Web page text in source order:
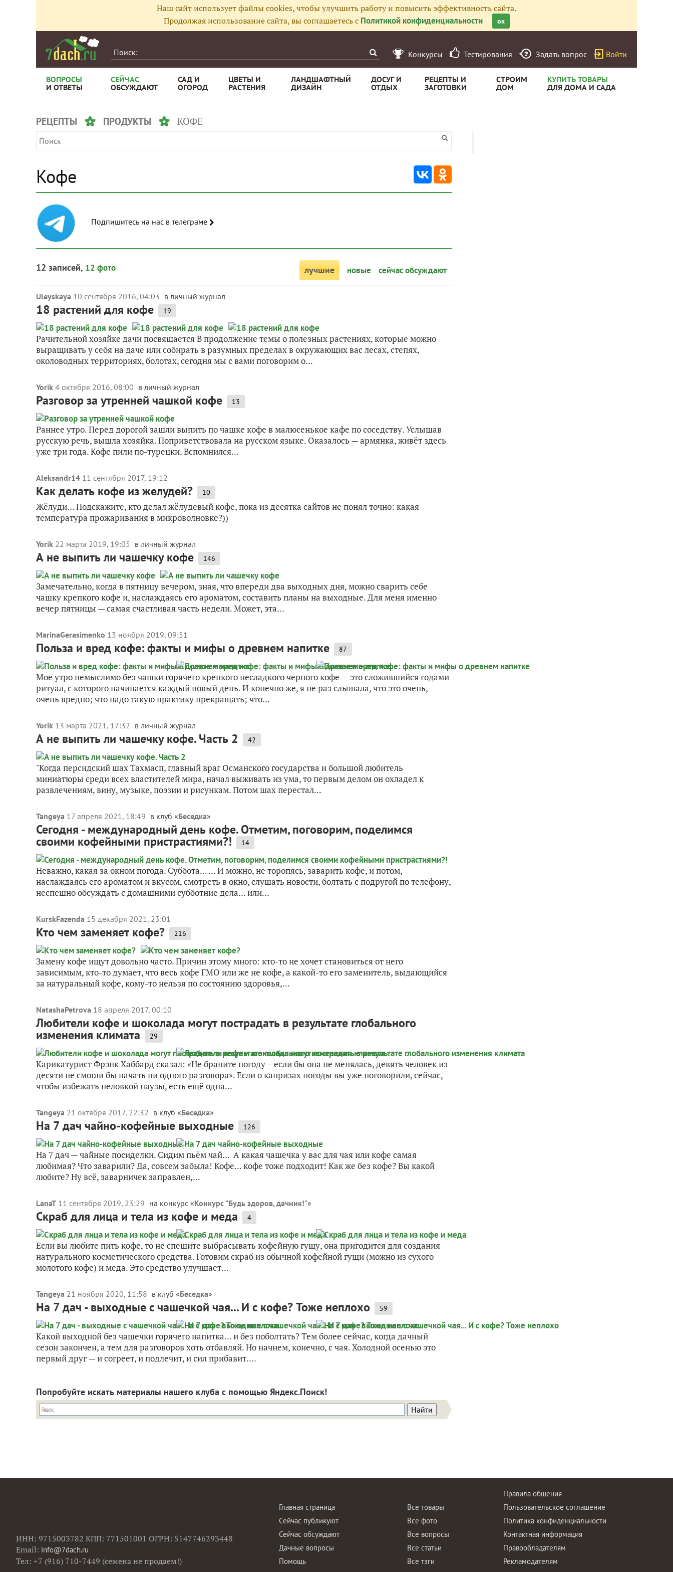
Наш сайт использует файлы cookies, чтобы улучшить работу и повысить эффективность сайта.
Продолжая использование сайта, вы соглашаетесь с Политикой конфиденциальности ок
Конкурсы Тестирования Задать вопрос Войти
ВОПРОСЫ
И ОТВЕТЫ
СЕЙЧАС
ОБСУЖДАЮТ
САД И
ОГОРОД
ЦВЕТЫ И
РАСТЕНИЯ
ЛАНДШАФТНЫЙ
ДИЗАЙН
ДОСУГ И
ОТДЫХ
РЕЦЕПТЫ И
ЗАГОТОВКИ
СТРОИМ
ДОМ
КУПИТЬ ТОВАРЫ
ДЛЯ ДОМА И САДА
РЕЦЕПТЫ ПРОДУКТЫ КОФЕ
Кофе
Подпишитесь на нас в телеграме
12 записей, 12 фото лучшие новые сейчас обсуждают
Uleyskaya 10 сентября 2016, 04:03 в личный журнал
18 растений для кофе 19
Рачительной хозяйке дачи посвящается В продолжение темы о полезных растениях, которые можно
выращивать у себя на даче или собирать в разумных пределах в окружающих вас лесах, степях,
околоводных территориях, болотах, сегодня мы с вами поговорим о...
Yorik 4 октября 2016, 08:00 в личный журнал
Разговор за утренней чашкой кофе 13
Раннее утро. Перед дорогой зашли выпить по чашке кофе в малюсенькое кафе по соседству. Услышав
русскую речь, вышла хозяйка. Поприветствовала на русском языке. Оказалось — армянка, живёт здесь
уже три года. Кофе пили по-турецки. Вспомнился...
Aleksandr14 11 сентября 2017, 19:12
Как делать кофе из желудей? 10
Жёлуди… Подскажите, кто делал жёлудевый кофе, пока из десятка сайтов не понял точно: какая
температура прожаривания в микроволновке?))
Yorik 22 марта 2019, 19:05 в личный журнал
А не выпить ли чашечку кофе 146
Замечательно, когда в пятницу вечером, зная, что впереди два выходных дня, можно сварить себе
чашку крепкого кофе и, наслаждаясь его ароматом, составить планы на выходные. Для меня именно
вечер пятницы — самая счастливая часть недели. Может, эта...
MarinaGerasimenko 13 ноября 2019, 09:51
Польза и вред кофе: факты и мифы о древнем напитке 87
Мое утро немыслимо без чашки горячего крепкого несладкого черного кофе — это сложившийся годами
ритуал, с которого начинается каждый новый день. И конечно же, я не раз слышала, что это очень,
очень вредно; что надо такую практику прекращать; что...
Yorik 13 марта 2021, 17:32 в личный журнал
А не выпить ли чашечку кофе. Часть 2 42
"Когда персидский шах Тахмасп, главный враг Османского государства и большой любитель
миниатюры среди всех властителей мира, начал выживать из ума, то первым делом он охладел к
развлечениям, вину, музыке, поэзии и рисункам. Потом шах перестал...
Tangeya 17 апреля 2021, 18:49 в клуб «Беседка»
Сегодня - международный день кофе. Отметим, поговорим, поделимся
своими кофейными пристрастиями?! 14
Неважно, какая за окном погода. Суббота... … И можно, не торопясь, заварить кофе, и потом,
наслаждаясь его ароматом и вкусом, смотреть в окно, слушать новости, болтать с подругой по телефону,
неспешно обсуждать с домашними субботние дела… или...
KurskFazenda 15 декабря 2021, 23:01
Кто чем заменяет кофе? 216
Замену кофе ищут довольно часто. Причин этому много: кто-то не хочет становиться от него
зависимым, кто-то думает, что весь кофе ГМО или же не кофе, а какой-то его заменитель, выдающийся
за натуральный кофе, кому-то нельзя по состоянию здоровья,...
NatashaPetrova 18 апреля 2017, 00:10
Любители кофе и шоколада могут пострадать в результате глобального
изменения климата 29
Карикатурист Фрэнк Хаббард сказал: «Не браните погоду – если бы она не менялась, девять человек из
десяти не смогли бы начать ни одного разговора». Если о капризах погоды вы уже поговорили, сейчас,
чтобы избежать неловкой паузы, есть ещё одна...
Tangeya 21 октября 2017, 22:32 в клуб «Беседка»
На 7 дач чайно-кофейные выходные 126
На 7 дач — чайные посиделки. Сидим пьём чай… А какая чашечка у вас для чая или кофе самая
любимая? Что заварили? Да, совсем забыла! Кофе… кофе тоже подходит! Как же без кофе? Вы какой
любите? Ну всё, заварничек заправлен,...
LanaT 11 сентября 2019, 23:29 на конкурс «Конкурс "Будь здоров, дачник!"»
Скраб для лица и тела из кофе и меда 4
Если вы любите пить кофе, то не спешите выбрасывать кофейную гущу, она пригодится для создания
натурального косметического средства. Готовим скраб из обычной кофейной гущи (можно из сухого
молотого кофе) и меда. Это средство улучшает...
Tangeya 21 ноября 2020, 11:58 в клуб «Беседка»
На 7 дач - выходные с чашечкой чая... И с кофе? Тоже неплохо 59
Какой выходной без чашечки горячего напитка… и без поболтать? Тем более сейчас, когда дачный
сезон закончен, а тем для разговоров хоть отбавляй. Но начнем, конечно, с чая. Холодной осенью это
первый друг — и согреет, и подлечит, и сил прибавит....
Попробуйте искать материалы нашего клуба с помощью Яндекс.Поиск!
ИНН: 9715003782 КПП: 771501001 ОГРН: 5147746293448
Email: info@7dach.ru
Тел: +7 (916) 710-7449 (семена не продаем!)
Главная страница
Сейчас публикуют
Сейчас обсуждают
Дачные вопросы
Помощь
Все товары
Все фото
Все вопросы
Все статьи
Все тэги
Правила общения
Пользовательское соглашение
Политика конфиденциальности
Контактная информация
Правообладателям
Рекламодателям